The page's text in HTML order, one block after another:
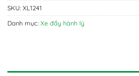
SKU: XL1241
Danh mục: Xe đẩy hành lý